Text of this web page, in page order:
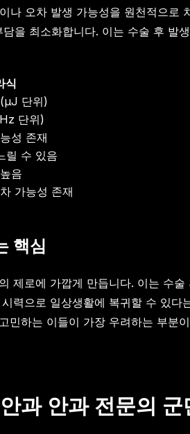
오차 발생 가능성을 원천적으
을 최소화합니다. 이는 수술 후 발
식
단위)
단위)
성 존재
릴 수 있음
음
가능성 존재
핵심
제로에 가깝게 만듭니다. 이는 수
력으로 일상생활에 복귀할 수 있
민하는 이들이 가장 우려하는 부
과 안과 전문의 군